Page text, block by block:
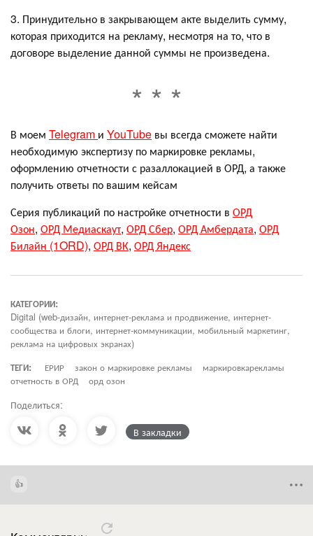
3. Принудительно в закрывающем акте выделить сумму,
которая приходится на рекламу, несмотря на то, что в
договоре выделение данной суммы не произведена.
В моем Telegram и YouTube вы всегда сможете найти
необходимую экспертизу по маркировке рекламы,
оформлению отчетности с разаллокацией в ОРД, а также
получить ответы по вашим кейсам
Серия публикаций по настройке отчетности в ОРД
Озон, ОРД Медиаскаут, ОРД Сбер, ОРД Амбердата, ОРД
Билайн (1ORD), ОРД ВК, ОРД Яндекс
КАТЕГОРИИ:
Digital (web-дизайн, интернет-реклама и продвижение, интернет-
сообщества и блоги, интернет-коммуникации, мобильный маркетинг,
реклама на цифровых экранах)
ТЕГИ:
ЕРИР закон о маркировке рекламы
маркировкарекламы
отчетность в ОРД
орд озон
Поделиться:
В закладки